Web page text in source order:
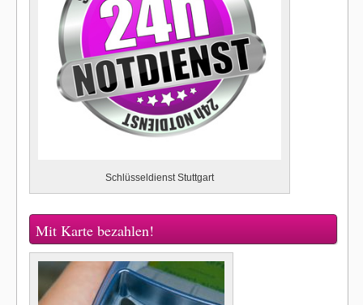
Schlüsseldienst Stuttgart
Mit Karte bezahlen!